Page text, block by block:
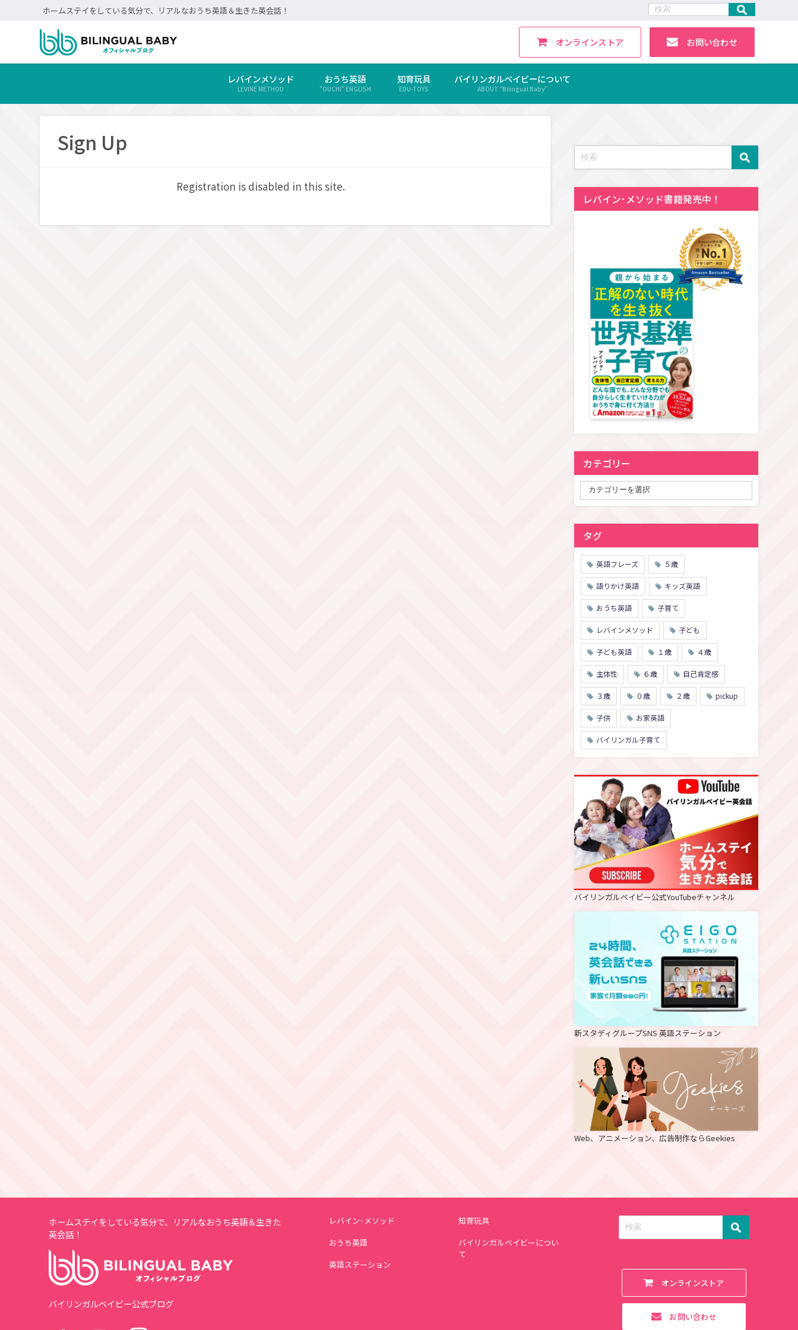
ホームステイをしている気分で、リアルなおうち英語＆生きた英会話！
オンラインストア お問い合わせ
レバインメソッド
LEVINE METHOD
おうち英語
"OUCHI" ENGLISH
知育玩具
EDU-TOYS
バイリンガルベイビーについて
ABOUT “Bilingual Baby”
Sign Up
Registration is disabled in this site.
レバイン･メソッド書籍発売中！
カテゴリー
タグ
英語フレーズ ５歳
語りかけ英語 キッズ英語
おうち英語 子育て
レバインメソッド 子ども
子ども英語 １歳 ４歳
主体性 ６歳 自己肯定感
３歳 ０歳 ２歳 pickup
子供 お家英語
バイリンガル子育て
バイリンガルベイビー公式YouTubeチャンネル
新スタディグループSNS 英語ステーション
Web、アニメーション、広告制作ならGeekies
ホームステイをしている気分で、リアルなおうち英語＆生きた
英会話！
バイリンガルベイビー公式ブログ
レバイン･メソッド
おうち英語
英語ステーション
知育玩具
バイリンガルベイビーについ
て
オンラインストア
お問い合わせ